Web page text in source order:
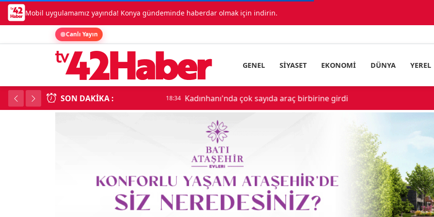
Mobil uygulamamız yayında! Konya gündeminde haberdar olmak için indirin.
Canlı Yayın
GENEL SIYASET EKONOMI DÜNYA YEREL
SON DAKIKA : Kadınhanı'nda çok sayıda araç birbirine girdi